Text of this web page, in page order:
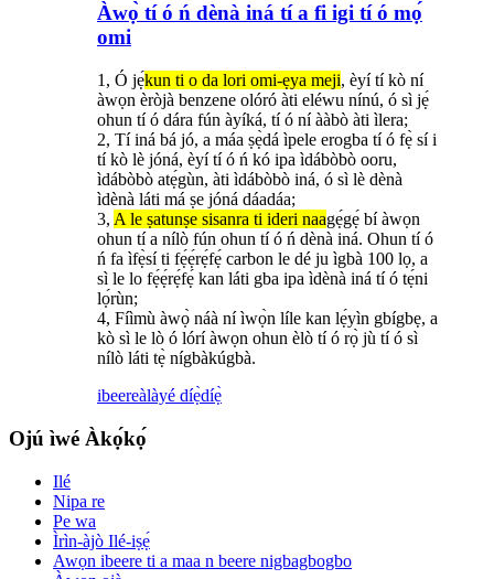
Àwọ̀ tí ó ń dènà iná tí a fi igi tí ó mọ́
omi
1, Ó jẹ́kun ti o da lori omi-ẹya meji, èyí tí kò ní
àwọn èròjà benzene olóró àti eléwu nínú, ó sì jẹ́
ohun tí ó dára fún àyíká, tí ó ní ààbò àti ìlera;
2, Tí iná bá jó, a máa ṣẹ̀dá ìpele erogba tí ó fẹ̀ sí i
tí kò lè jóná, èyí tí ó ń kó ipa ìdábòbò ooru,
ìdábòbò atẹ́gùn, àti ìdábòbò iná, ó sì lè dènà
ìdènà láti má ṣe jóná dáadáa;
3, A le ṣatunṣe sisanra ti ideri naagẹ́gẹ́ bí àwọn
ohun tí a nílò fún ohun tí ó ń dènà iná. Ohun tí ó
ń fa ìfẹ̀sí ti fẹ́ẹ́rẹ́fẹ́ carbon le dé ju ìgbà 100 lọ, a
sì le lo fẹ́ẹ́rẹ́fẹ́ kan láti gba ipa ìdènà iná tí ó tẹ́ni
lọ́rùn;
4, Fíìmù àwọ̀ náà ní ìwọ̀n líle kan lẹ́yìn gbígbẹ, a
kò sì le lò ó lórí àwọn ohun èlò tí ó rọ̀ jù tí ó sì
nílò láti tẹ̀ nígbàkúgbà.
ibeereàlàyé díẹ̀díẹ̀
Ojú ìwé Àkọ́kọ́
Ilé
Nipa re
Pe wa
Ìrìn-àjò Ilé-iṣẹ́
Awọn ibeere ti a maa n beere nigbagbogbo